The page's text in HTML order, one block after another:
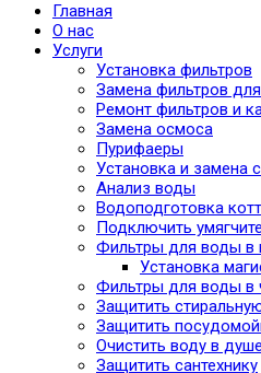
Главная
О нас
Услуги
Установка фильтров
Замена фильтров
Ремонт фильтров и
Замена осмоса
Пурифаеры
Установка и замена
Анализ воды
Водоподготовка
Подключить
Фильтры для воды в
Установка
Фильтры для воды в
Защитить
Защитить
Очистить воду в душе
Защитить сантехнику